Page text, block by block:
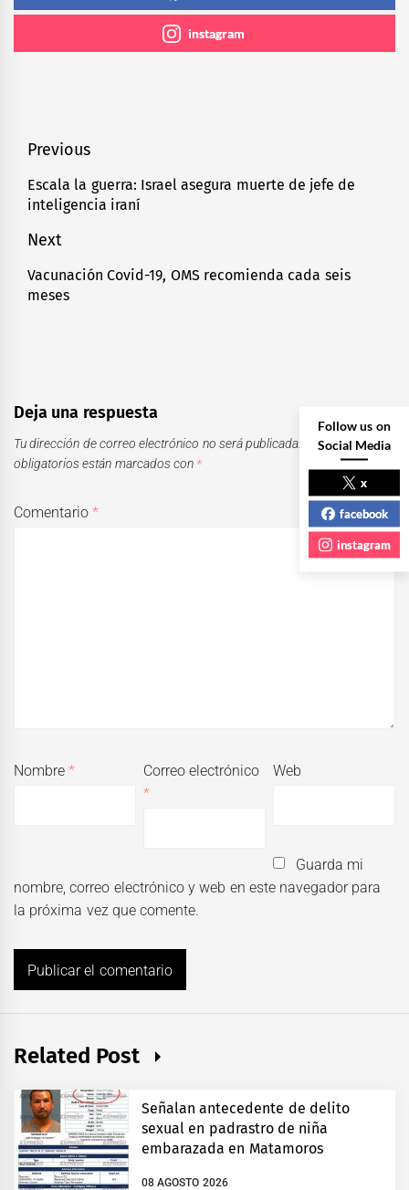
instagram
Navegación
de
entradas
Previous
Previous
post:
Escala la guerra: Israel asegura muerte de jefe de
inteligencia iraní
Next
Next
post:
Vacunación Covid-19, OMS recomienda cada seis
meses
Deja una respuesta
Tu dirección de correo electrónico no será publicada.
Los campos
obligatorios están marcados con *
Comentario*
Nombre*
Correo electrónico
*
Web
Guarda mi
nombre, correo electrónico y web en este navegador para
la próxima vez que comente.
Related Post
Señalan antecedente de delito
sexual en padrastro de niña
embarazada en Matamoros
08 AGOSTO 2026
Follow us on
Social Media
x
facebook
instagram